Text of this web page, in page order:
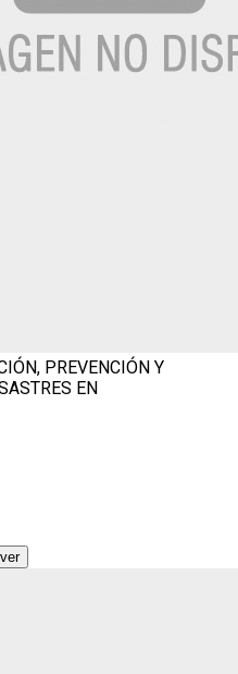
PREVENCIÓN Y
EN